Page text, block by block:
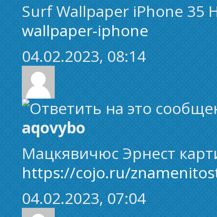
Surf Wallpaper iPhone 35
wallpaper-iphone
04.02.2023, 08:14
aqovybo
Мацкявичюс Эрнест
https://cojo.ru/
04.02.2023, 07:04